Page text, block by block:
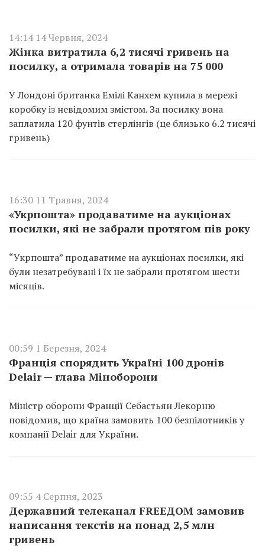
14:14 14 Червня, 2024
Жінка витратила 6,2 тисячі гривень на
посилку, а отримала товарів на 75 000
У Лондоні британка Емілі Канхем купила в мережі
коробку із невідомим змістом. За посилку вона
заплатила 120 фунтів стерлінгів (це близько 6.2 тисячі
гривень)
16:30 11 Травня, 2024
«Укрпошта» продаватиме на аукціонах
посилки, які не забрали протягом пів року
“Укрпошта” продаватиме на аукціонах посилки, які
були незатребувані і їх не забрали протягом шести
місяців.
00:59 1 Березня, 2024
Франція спорядить Україні 100 дронів
Delair — глава Міноборони
Міністр оборони Франції Себастьян Лекорню
повідомив, що країна замовить 100 безпілотників у
компанії Delair для України.
09:55 4 Серпня, 2023
Державний телеканал FREEДОМ замовив
написання текстів на понад 2,5 млн
гривень